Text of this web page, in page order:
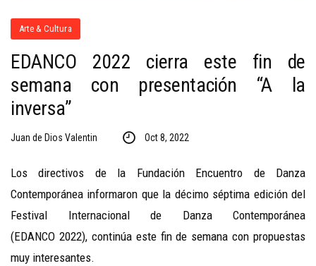
Arte & Cultura
EDANCO 2022 cierra este fin de
semana con presentación “A la
inversa”
Juan de Dios Valentin Oct 8, 2022
Los directivos de la Fundación Encuentro de Danza
Contemporánea informaron que la décimo séptima edición del
Festival Internacional de Danza Contemporánea
(EDANCO 2022), continúa este fin de semana con propuestas
muy interesantes.